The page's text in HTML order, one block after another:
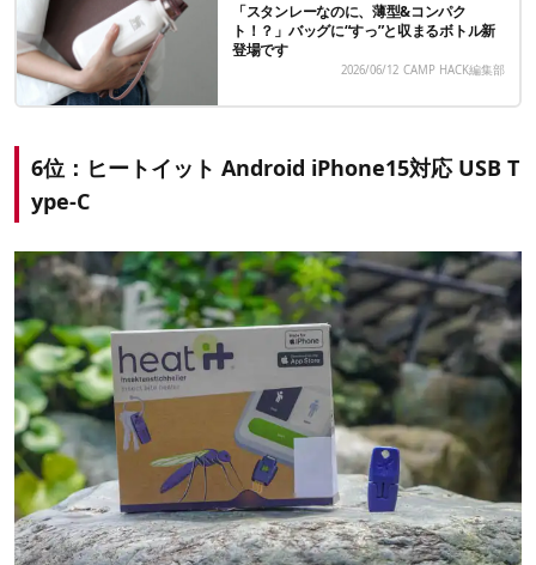
「スタンレーなのに、薄型&コンパク
ト！？」バッグに“すっ”と収まるボトル新
登場です
2026/06/12 CAMP HACK編集部
6位：ヒートイット Android iPhone15対応 USB T
ype-C